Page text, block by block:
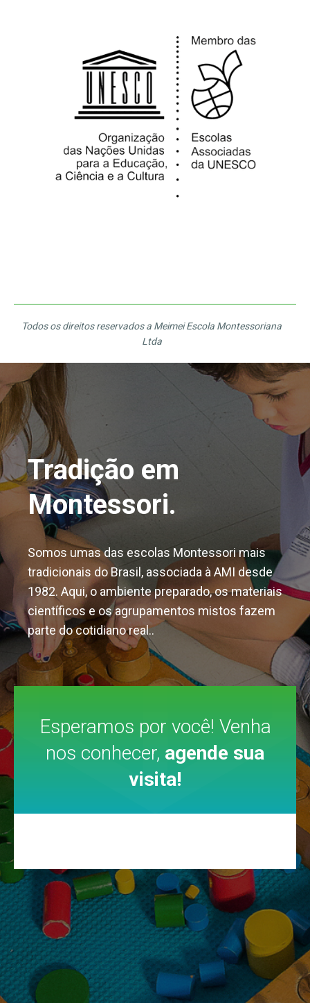
Todos os direitos reservados a Meimei Escola Montessoriana
Ltda
Tradição em
Montessori.
Somos umas das escolas Montessori mais
tradicionais do Brasil, associada à AMI desde
1982. Aqui, o ambiente preparado, os materiais
científicos e os agrupamentos mistos fazem
parte do cotidiano real..
Esperamos por você! Venha
nos conhecer, agende sua
visita!